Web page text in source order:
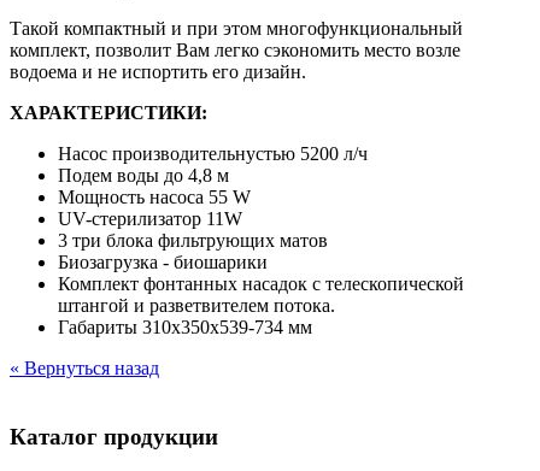
Такой компактный и при этом многофункциональный
комплект, позволит Вам легко сэкономить место возле
водоема и не испортить его дизайн.
ХАРАКТЕРИСТИКИ:
Насос производительнустью 5200 л/ч
Подем воды до 4,8 м
Мощность насоса 55 W
UV-стерилизатор 11W
3 три блока фильтрующих матов
Биозагрузка - биошарики
Комплект фонтанных насадок с телескопической
штангой и разветвителем потока.
Габариты 310х350х539-734 мм
« Вернуться назад
Каталог продукции